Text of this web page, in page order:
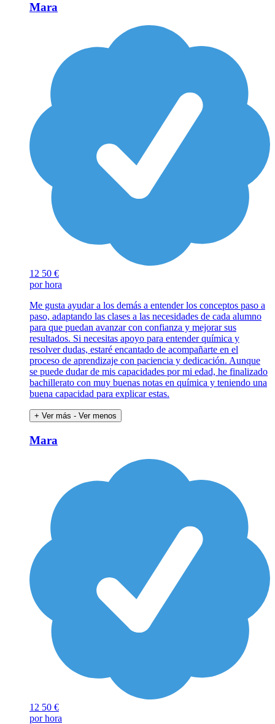
Mara
12 50 €
por hora
Me gusta ayudar a los demás a entender los conceptos paso a
paso, adaptando las clases a las necesidades de cada alumno
para que puedan avanzar con confianza y mejorar sus
resultados. Si necesitas apoyo para entender química y
resolver dudas, estaré encantado de acompañarte en el
proceso de aprendizaje con paciencia y dedicación. Aunque
se puede dudar de mis capacidades por mi edad, he finalizado
bachillerato con muy buenas notas en química y teniendo una
buena capacidad para explicar estas.
+ Ver más - Ver menos
Mara
12 50 €
por hora